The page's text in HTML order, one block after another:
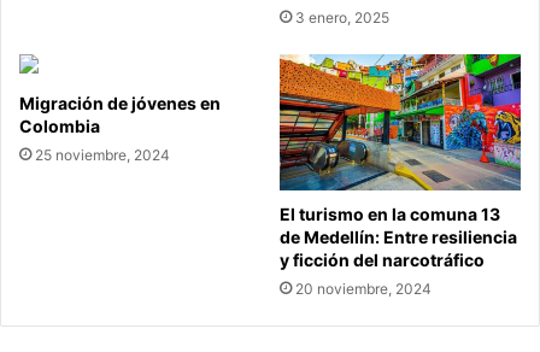
3 enero, 2025
Migración de jóvenes en
Colombia
25 noviembre, 2024
El turismo en la comuna 13
de Medellín: Entre resiliencia
y ficción del narcotráfico
20 noviembre, 2024